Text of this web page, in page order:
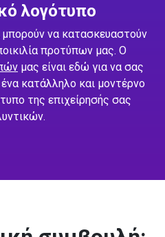
λογότυπο
να κατασκευαστούν
προτύπων μας. Ο
μας είναι εδώ για να σας
κατάλληλο και μοντέρνο
της επιχείρησής σας